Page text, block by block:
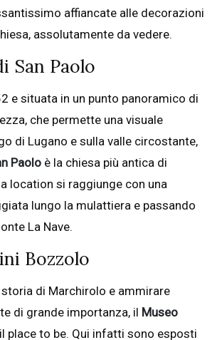
affiancate alle decorazioni
assolutamente da vedere.
San Paolo
e situata in un punto panoramico di
che permette una visuale
di Lugano e sulla valle circostante,
Paolo è la chiesa più antica di
location si raggiunge con una
lungo la mulattiera e passando
La Nave.
Bozzolo
di Marchirolo e ammirare
di grande importanza, il Museo
place to be. Qui infatti sono esposti